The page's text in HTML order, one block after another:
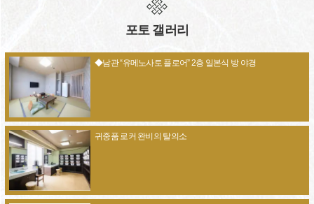
포토 갤러리
◆남관 “유메노사토 플로어” 2층 일본식 방 야경
귀중품 로커 완비의 탈의소